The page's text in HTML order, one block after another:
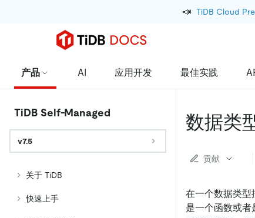
📣 TiDB Cloud
产品 AI 应用开发 最佳实践
TiDB Self-Managed
v7.5
关于 TiDB
快速上手
数据类
贡献
在一个数据类型
是一个函数或